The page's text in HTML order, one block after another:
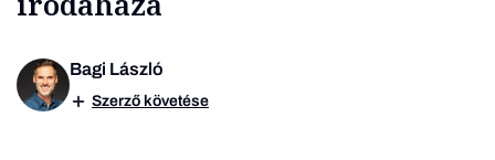
Bagi László
Szerző követése